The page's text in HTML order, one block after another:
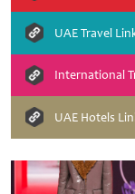
UAE Travel
International
UAE Hotels